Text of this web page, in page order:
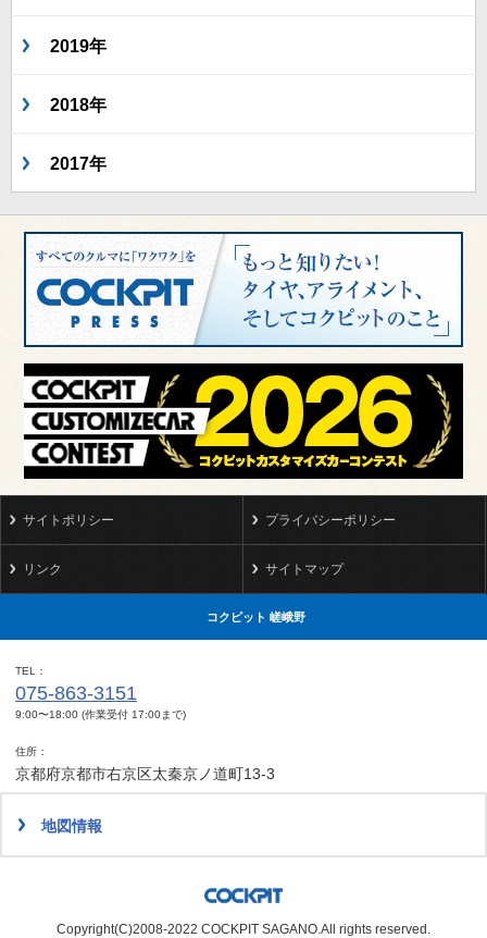
2019年
2018年
2017年
サイトポリシー プライバシーポリシー
リンク サイトマップ
コクピット 嵯峨野
TEL
075-863-3151
9:00〜18:00 (作業受付 17:00まで)
住所
京都府京都市右京区太秦京ノ道町13-3
地図情報
Copyright(C)2008-2022 COCKPIT SAGANO.All rights reserved.